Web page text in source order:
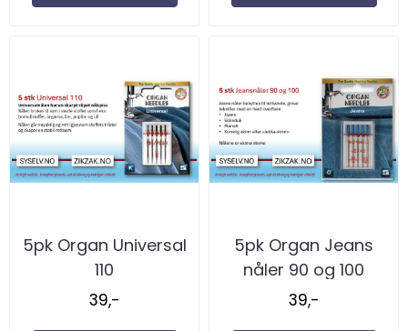
5pk Organ Universal
110
39,-
5pk Organ Jeans
nåler 90 og 100
39,-